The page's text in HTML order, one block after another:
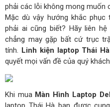
phải các lỗi không mong muốn
Mặc dù vậy hướng khắc
phải ai cũng biết? Hãy liên
chẳng may gặp bất cứ trục
tính. Linh kiện laptop Thái Hà
quyết mọi vấn đề của quý
Khi mua Màn Hình Laptop